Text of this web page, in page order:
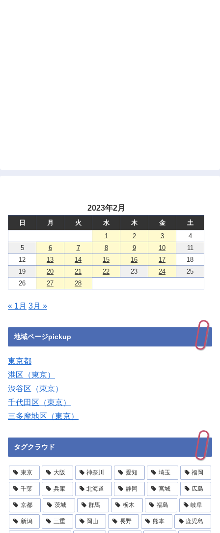
2023年2月
日 月 火 水 木 金
土
1
2 3
4
5
6 7 8 9 10
11
12
13 14 15 16 17
18
19
20 21 22 23 24
25
26
27 28
« 1月 3月 »
地域ページpickup
東京都
港区（東京）
渋谷区（東京）
千代田区（東京）
三多摩地区（東京）
タグクラウド
東京 大阪 神奈川 愛知 埼玉 福岡
千葉 兵庫 北海道 静岡 宮城 広島
京都 茨城 群馬 栃木 福島 岐阜
新潟 三重 岡山 長野 熊本 鹿児島